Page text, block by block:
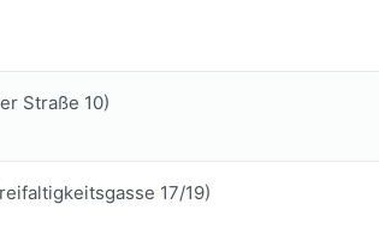
Straße 10)
17/19)